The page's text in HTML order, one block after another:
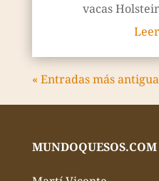
vacas
« Entradas más
MUNDOQUESOS.COM